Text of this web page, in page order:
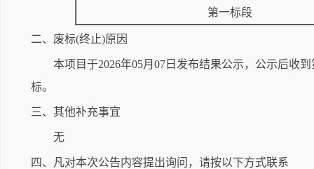
第一标段
二、废标(终止)原因
本项目于2026年05月07日发布结果公示，公示后收
标。
三、其他补充事宜
无
四、凡对本次公告内容提出询问，请按以下方式联系